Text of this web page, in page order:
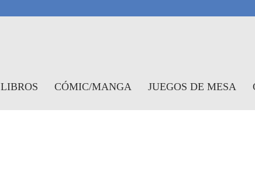
LIBROS CÓMIC/MANGA JUEGOS DE MESA